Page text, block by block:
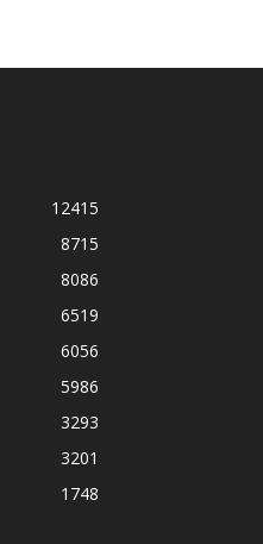
12415
8715
8086
6519
6056
5986
3293
3201
1748